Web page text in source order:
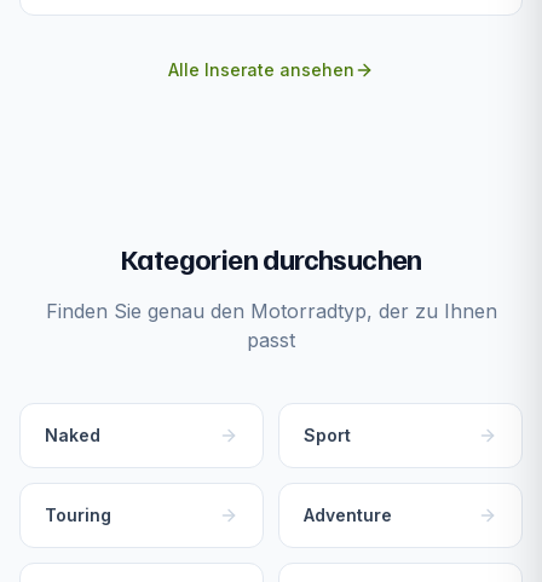
Alle Inserate ansehen
Kategorien durchsuchen
Finden Sie genau den Motorradtyp, der zu Ihnen
passt
Naked Sport
Touring Adventure